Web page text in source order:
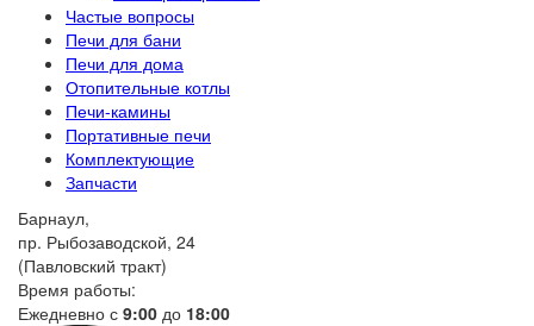
Частые вопросы
Печи для бани
Печи для дома
Отопительные котлы
Печи-камины
Портативные печи
Комплектующие
Запчасти
Барнаул,
пр. Рыбозаводской, 24
(Павловский тракт)
Время работы:
Ежедневно с 9:00 до 18:00